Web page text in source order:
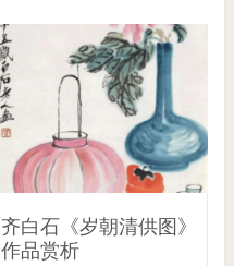
齐白石《岁朝清供图》
作品赏析